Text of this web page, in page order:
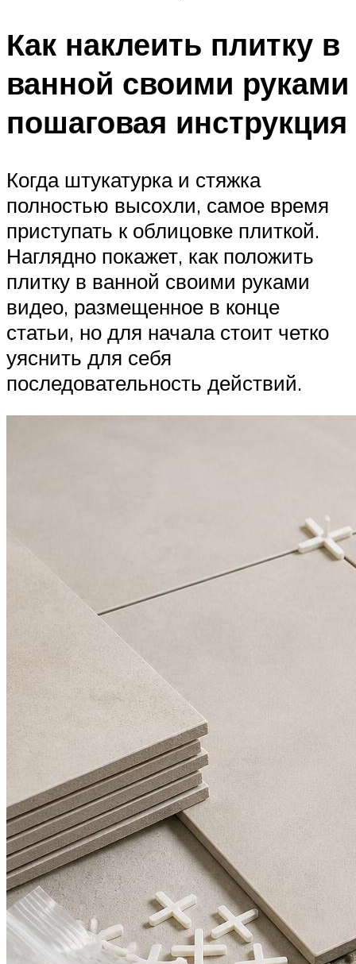
Как наклеить плитку в
ванной своими руками
пошаговая инструкция
Когда штукатурка и стяжка
полностью высохли, самое время
приступать к облицовке плиткой.
Наглядно покажет, как положить
плитку в ванной своими руками
видео, размещенное в конце
статьи, но для начала стоит четко
уяснить для себя
последовательность действий.